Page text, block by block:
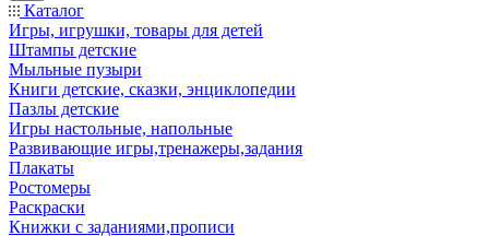
Каталог
Игры, игрушки, товары для детей
Штампы детские
Мыльные пузыри
Книги детские, сказки, энциклопедии
Пазлы детские
Игры настольные, напольные
Развивающие игры,тренажеры,задания
Плакаты
Ростомеры
Раскраски
Книжки с заданиями,прописи